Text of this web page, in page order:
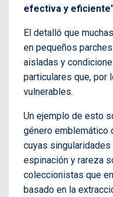
efectiva y
El detalló que
en pequeños
aisladas y
particulares que, por
vulnerables.
Un ejemplo de esto
género emblemático
cuyas
espinación y rareza
coleccionistas que
basado en la